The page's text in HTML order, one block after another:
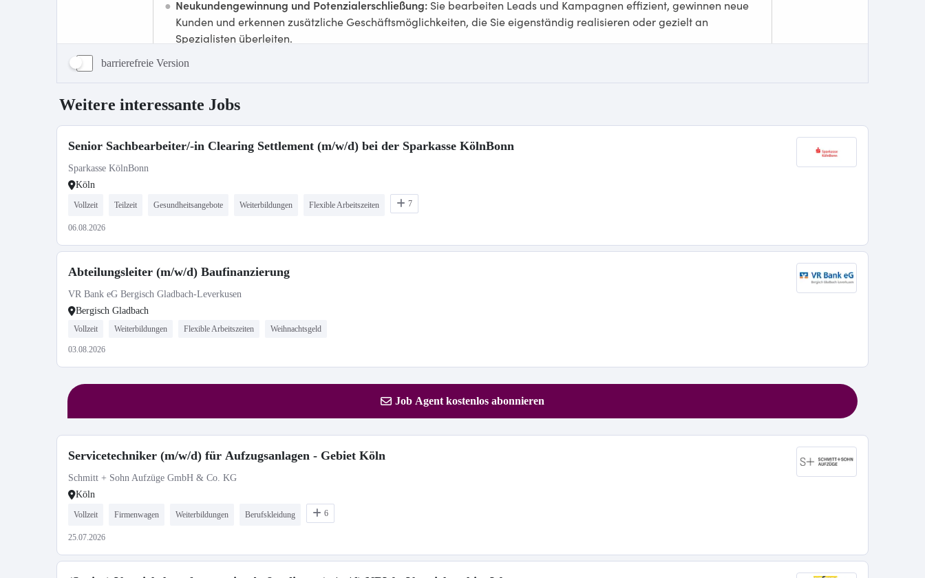
barrierefreie Version
Weitere interessante Jobs
Senior Sachbearbeiter/-in Clearing Settlement (m/w/d) bei der Sparkasse KölnBonn
Sparkasse KölnBonn
Köln
Vollzeit Teilzeit Gesundheitsangebote Weiterbildungen Flexible Arbeitszeiten 7
06.08.2026
Abteilungsleiter (m/w/d) Baufinanzierung
VR Bank eG Bergisch Gladbach-Leverkusen
Bergisch Gladbach
Vollzeit Weiterbildungen Flexible Arbeitszeiten Weihnachtsgeld
03.08.2026
Job Agent kostenlos abonnieren
Servicetechniker (m/w/d) für Aufzugsanlagen - Gebiet Köln
Schmitt + Sohn Aufzüge GmbH & Co. KG
Köln
Vollzeit Firmenwagen Weiterbildungen Berufskleidung 6
25.07.2026